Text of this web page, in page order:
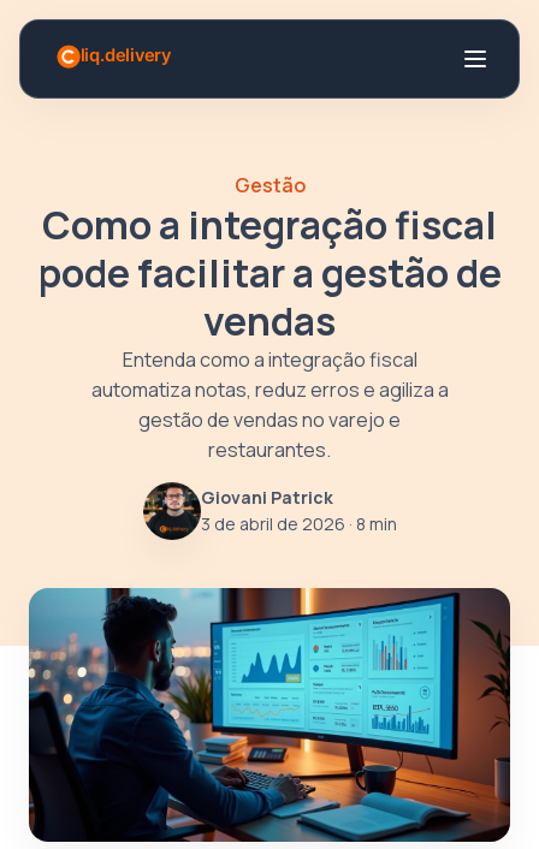
Gestão
Como a integração fiscal
pode facilitar a gestão de
vendas
Entenda como a integração fiscal
automatiza notas, reduz erros e agiliza a
gestão de vendas no varejo e
restaurantes.
Giovani Patrick
3 de abril de 2026 · 8 min